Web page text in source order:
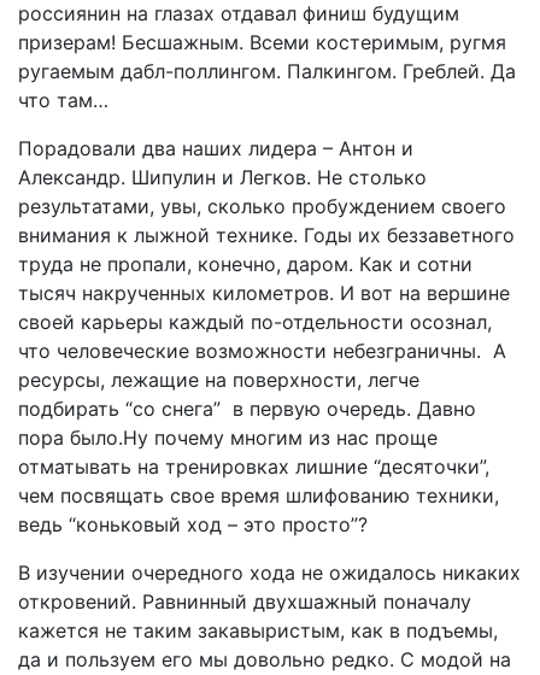
россиянин на глазах отдавал финиш будущим
призерам! Бесшажным. Всеми костеримым, ругмя
ругаемым дабл-поллингом. Палкингом. Греблей. Да
что там…
Порадовали два наших лидера – Антон и
Александр. Шипулин и Легков. Не столько
результатами, увы, сколько пробуждением своего
внимания к лыжной технике. Годы их беззаветного
труда не пропали, конечно, даром. Как и сотни
тысяч накрученных километров. И вот на вершине
своей карьеры каждый по-отдельности осознал,
что человеческие возможности небезграничны. А
ресурсы, лежащие на поверхности, легче
подбирать “со снега” в первую очередь. Давно
пора было.Ну почему многим из нас проще
отматывать на тренировках лишние “десяточки”,
чем посвящать свое время шлифованию техники,
ведь “коньковый ход – это просто”?
В изучении очередного хода не ожидалось никаких
откровений. Равнинный двухшажный поначалу
кажется не таким закавыристым, как в подъемы,
да и пользуем его мы довольно редко. С модой на